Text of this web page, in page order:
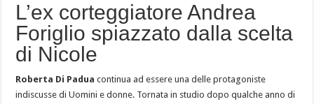
L’ex corteggiatore Andrea
Foriglio spiazzato dalla scelta
di Nicole
Roberta Di Padua continua ad essere una delle protagoniste
indiscusse di Uomini e donne. Tornata in studio dopo qualche anno di